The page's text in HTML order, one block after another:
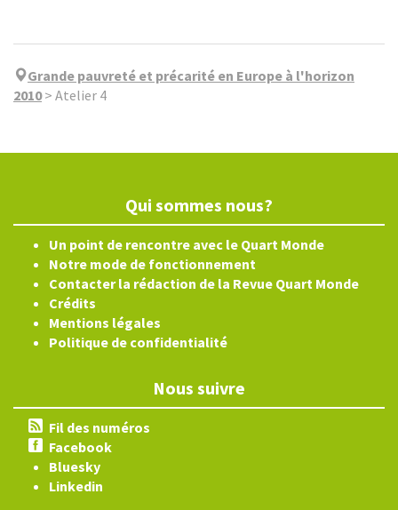
Grande pauvreté et précarité en Europe à l'horizon
2010> Atelier 4
Qui sommes nous?
Un point de rencontre avec le Quart Monde
Notre mode de fonctionnement
Contacter la rédaction de la Revue Quart Monde
Crédits
Mentions légales
Politique de confidentialité
Nous suivre
Fil des numéros
Facebook
Bluesky
Linkedin